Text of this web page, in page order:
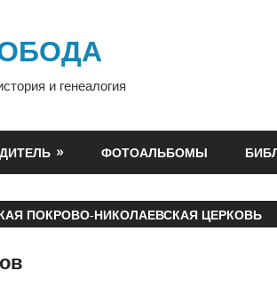
и генеалогия
ФОТОАЛЬБОМЫ
ПОКРОВО-НИКОЛАЕВСКАЯ ЦЕРКОВЬ